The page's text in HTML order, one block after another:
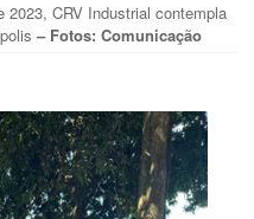
2023, CRV Industrial contempla
– Fotos: Comunicação